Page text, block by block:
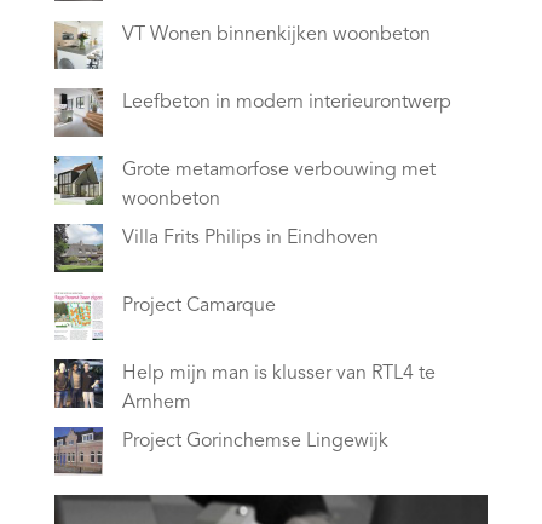
VT Wonen binnenkijken woonbeton
Leefbeton in modern interieurontwerp
Grote metamorfose verbouwing met
woonbeton
Villa Frits Philips in Eindhoven
Project Camarque
Help mijn man is klusser van RTL4 te
Arnhem
Project Gorinchemse Lingewijk